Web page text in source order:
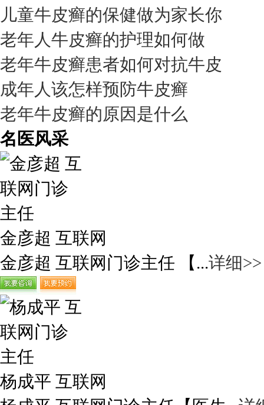
儿童牛皮癣的保健做为家长你
老年人牛皮癣的护理如何做
老年牛皮癣患者如何对抗牛皮
成年人该怎样预防牛皮癣
老年牛皮癣的原因是什么
名医风采
金彦超 互联网
金彦超 互联网门诊主任 【...详细>>
杨成平 互联网